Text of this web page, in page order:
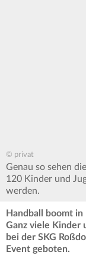
© privat
Genau so sehen
120 Kinder und
werden.
Handball boomt
Ganz viele Kinder
bei der SKG
Event geboten.